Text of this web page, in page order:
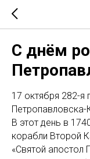
С днём
17 октября 282-я
Петропавловска-
В этот день в
корабли Второй
«Святой апостол